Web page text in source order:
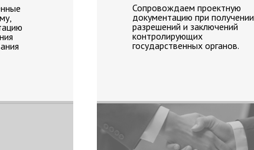
Сопровождаем проектную
документацию при получении
разрешений и заключений
контролирующих
государственных органов.